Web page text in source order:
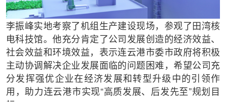
李振峰实地考察了机组生产建设现场，参观了田湾核
电科技馆。他充分肯定了公司发展创造的经济效益、
社会效益和环境效益，表示连云港市委市政府将积极
主动协调解决企业发展面临的问题困难，希望公司充
分发挥强优企业在经济发展和转型升级中的引领作
用，助力连云港市实现“高质发展、后发先至”规划目